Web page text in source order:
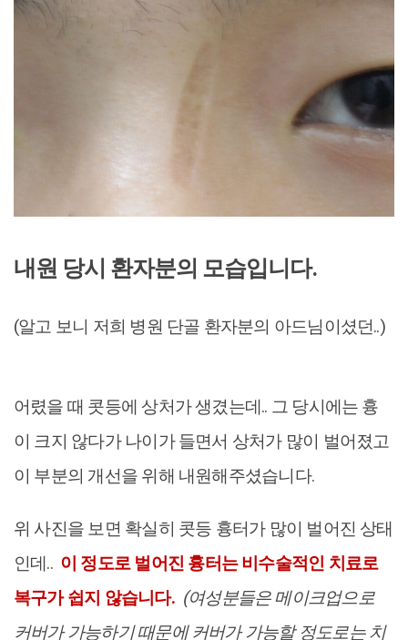
내원 당시 환자분의 모습입니다.
(알고 보니 저희 병원 단골 환자분의 아드님이셨던..)
어렸을 때 콧등에 상처가 생겼는데.. 그 당시에는 흉
이 크지 않다가 나이가 들면서 상처가 많이 벌어졌고
이 부분의 개선을 위해 내원해주셨습니다.
위 사진을 보면 확실히 콧등 흉터가 많이 벌어진 상태
인데.. 이 정도로 벌어진 흉터는 비수술적인 치료로
복구가 쉽지 않습니다. (여성분들은 메이크업으로
커버가 가능하기 때문에 커버가 가능할 정도로는 치